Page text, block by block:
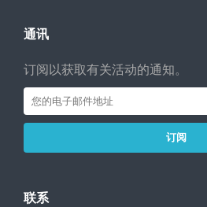
通讯
订阅以获取有关活动的通知。
订阅
联系